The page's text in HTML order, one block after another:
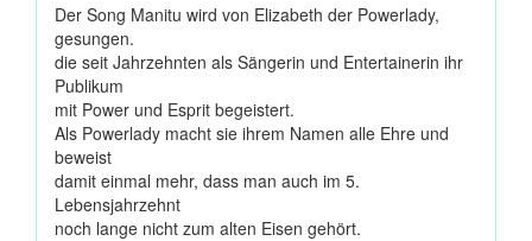
Der Song Manitu wird von Elizabeth der Powerlady,
gesungen.
die seit Jahrzehnten als Sängerin und Entertainerin ihr
Publikum
mit Power und Esprit begeistert.
Als Powerlady macht sie ihrem Namen alle Ehre und
beweist
damit einmal mehr, dass man auch im 5.
Lebensjahrzehnt
noch lange nicht zum alten Eisen gehört.